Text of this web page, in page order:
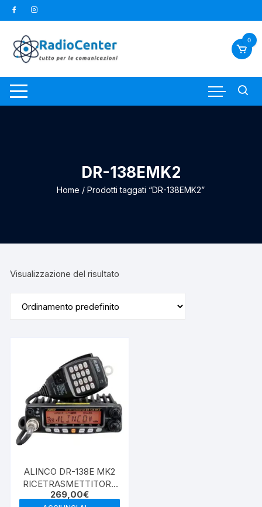
al
contenuto
0
DR-138EMK2
Home / Prodotti taggati “DR-138EMK2”
Visualizzazione del risultato
ALINCO DR-138E MK2
RICETRASMETTITORE
VHF 70W
269,00€